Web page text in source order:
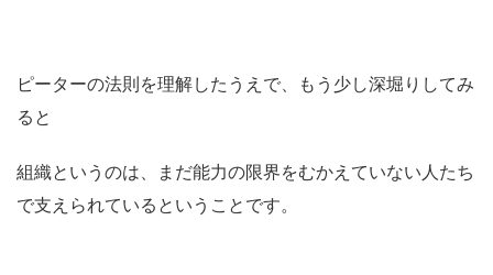
ピーターの法則を理解したうえで、もう少し深堀りしてみ
ると
組織というのは、まだ能力の限界をむかえていない人たち
で支えられているということです。